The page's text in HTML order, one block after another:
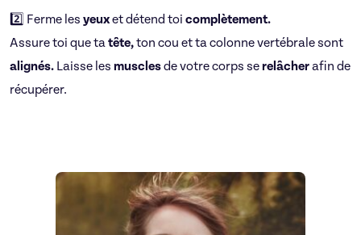
2️⃣ Ferme les yeuxet détend toi complètement.
Assure toi que tatête,ton cou et ta colonne vertébrale sont
alignés. Laisse les musclesde votre corps serelâcherafin de
récupérer.